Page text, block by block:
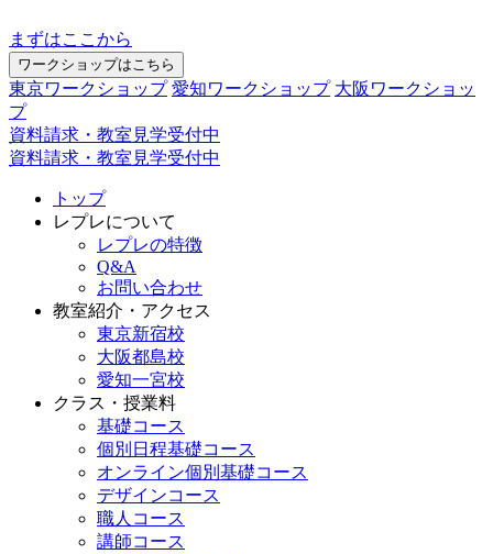
まずはここから
ワークショップはこちら
東京ワークショップ 愛知ワークショップ 大阪ワークショッ
プ
資料請求・教室見学受付中
資料請求・教室見学受付中
トップ
レプレについて
レプレの特徴
Q&A
お問い合わせ
教室紹介・アクセス
東京新宿校
大阪都島校
愛知一宮校
クラス・授業料
基礎コース
個別日程基礎コース
オンライン個別基礎コース
デザインコース
職人コース
講師コース